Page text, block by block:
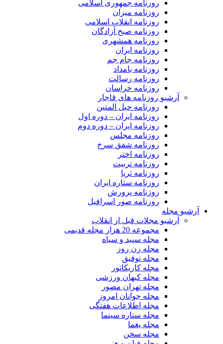
روزنامه جمهوری اسلامی
روزنامه میزان
روزنامه انقلاب اسلامی
روزنامه صبح آزادگان
روزنامه همشهری
روزنامه ایران
روزنامه جام جم
روزنامه بامداد
روزنامه رسالت
روزنامه خراسان
آرشیو روزنامه های قاجار
روزنامه حبل المتین
روزنامه ایران – دوره اول
روزنامه ایران – دوره دوم
روزنامه مجلس
روزنامه شفق سرخ
روزنامه اختر
روزنامه تربیت
روزنامه ثریا
روزنامه ستاره ایران
روزنامه پرورش
روزنامه صور اسرافیل
آرشیو مجله
آرشیو مجلات قبل از انقلاب
مجموعه 20 هزار مجله قدیمی
مجله سپید و سیاه
مجله زن روز
مجله توفیق
مجله کاریکاتور
مجله کیهان ورزشی
مجله تهران مصور
مجله جوانان امروز
مجله اطلاعات هفتگی
مجله ستاره سینما
مجله یغما
مجله سخن